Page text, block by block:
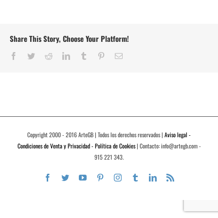
Share This Story, Choose Your Platform!
Facebook
TwitterRedditLinkedInTumblr PinterestCorreo
Copyright 2000 - 2016 ArteGB | Todos los derechos reservados | Aviso legal -
Condiciones de Venta y Privacidad - Política de Cookies| Contacto: info@artegb.com -
915 221 343.
Facebook
TwitterYouTubePinterestInstagramTumblrLinkedIn